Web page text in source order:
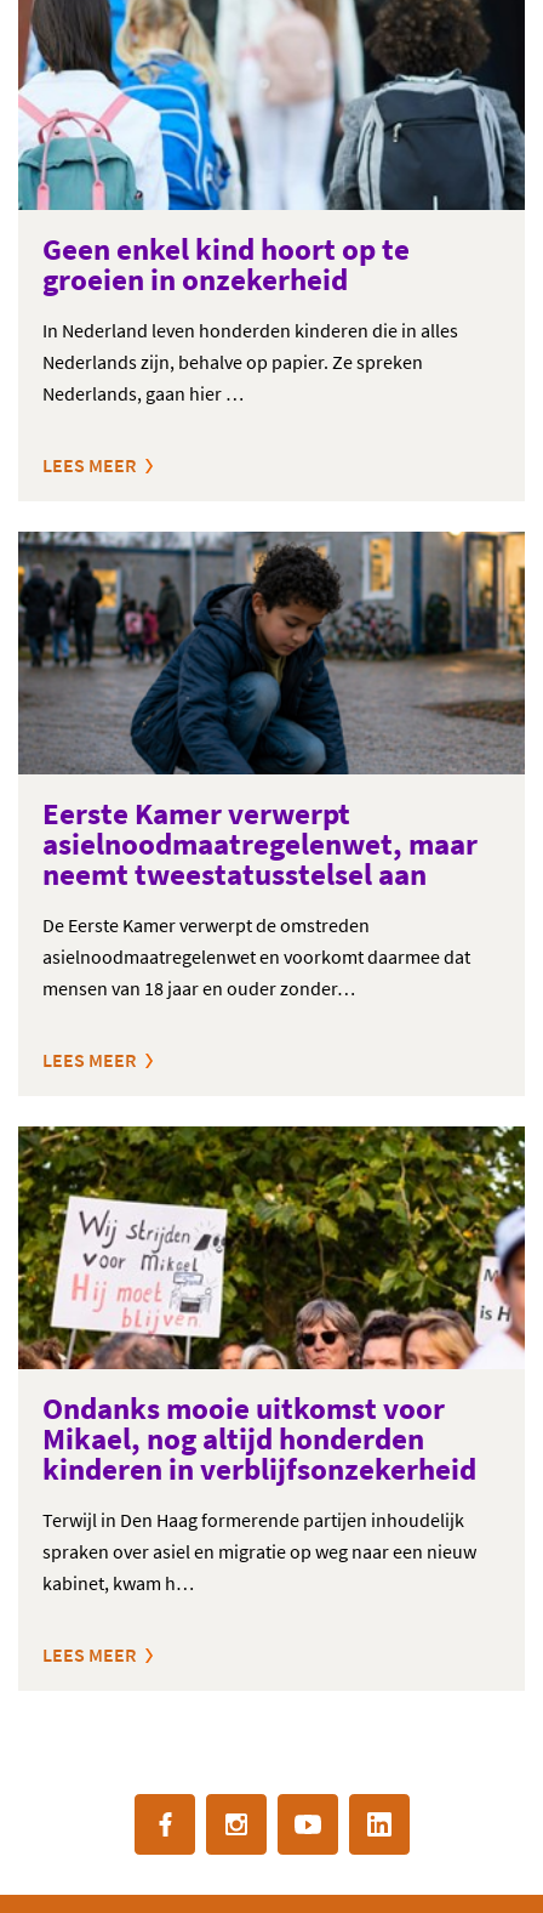
Geen enkel kind hoort op te
groeien in onzekerheid
In Nederland leven honderden kinderen die in alles
Nederlands zijn, behalve op papier. Ze spreken
Nederlands, gaan hier …
LEES MEER
Eerste Kamer verwerpt
asielnoodmaatregelenwet, maar
neemt tweestatusstelsel aan
De Eerste Kamer verwerpt de omstreden
asielnoodmaatregelenwet en voorkomt daarmee dat
mensen van 18 jaar en ouder zonder…
LEES MEER
Ondanks mooie uitkomst voor
Mikael, nog altijd honderden
kinderen in verblijfsonzekerheid
Terwijl in Den Haag formerende partijen inhoudelijk
spraken over asiel en migratie op weg naar een nieuw
kabinet, kwam h…
LEES MEER